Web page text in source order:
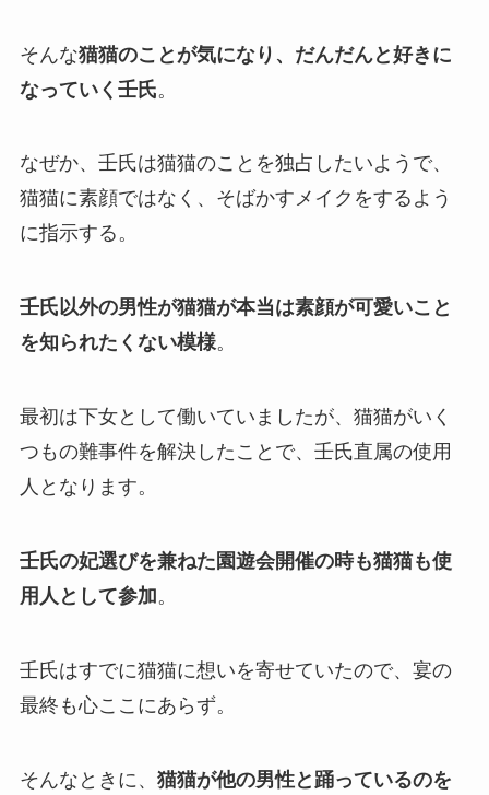
そんな猫猫のことが気になり、だんだんと好きに
なっていく壬氏。
なぜか、壬氏は猫猫のことを独占したいようで、
猫猫に素顔ではなく、そばかすメイクをするよう
に指示する。
壬氏以外の男性が猫猫が本当は素顔が可愛いこと
を知られたくない模様。
最初は下女として働いていましたが、猫猫がいく
つもの難事件を解決したことで、壬氏直属の使用
人となります。
壬氏の妃選びを兼ねた園遊会開催の時も猫猫も使
用人として参加。
壬氏はすでに猫猫に想いを寄せていたので、宴の
最終も心ここにあらず。
そんなときに、 猫猫が他の男性と踊っているのを